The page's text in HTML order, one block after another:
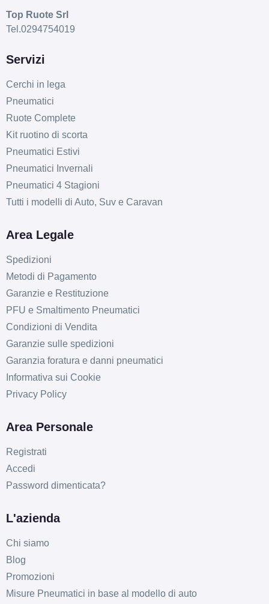
Top Ruote Srl
Tel.0294754019
Servizi
Cerchi in lega
Pneumatici
Ruote Complete
Kit ruotino di scorta
Pneumatici Estivi
Pneumatici Invernali
Pneumatici 4 Stagioni
Tutti i modelli di Auto, Suv e Caravan
Area Legale
Spedizioni
Metodi di Pagamento
Garanzie e Restituzione
PFU e Smaltimento Pneumatici
Condizioni di Vendita
Garanzie sulle spedizioni
Garanzia foratura e danni pneumatici
Informativa sui Cookie
Privacy Policy
Area Personale
Registrati
Accedi
Password dimenticata?
L'azienda
Chi siamo
Blog
Promozioni
Misure Pneumatici in base al modello di auto